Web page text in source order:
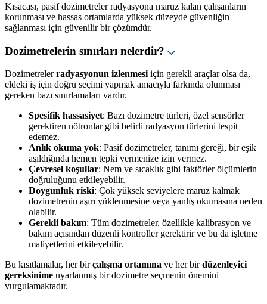
Kısacası, pasif dozimetreler radyasyona maruz kalan çalışanların
korunması ve hassas ortamlarda yüksek düzeyde güvenliğin
sağlanması için güvenilir bir çözümdür.
Dozimetrelerin sınırları nelerdir?
Dozimetrelerradyasyonun izlenmesiiçin gerekli araçlar olsa da,
eldeki iş için doğru seçimi yapmak amacıyla farkında olunması
gereken bazı sınırlamaları vardır.
Spesifik hassasiyet: Bazı dozimetre türleri, özel sensörler
gerektiren nötronlar gibi belirli radyasyon türlerini tespit
edemez.
Anlık okuma yok: Pasif dozimetreler, tanımı gereği, bir eşik
aşıldığında hemen tepki vermenize izin vermez.
Çevresel koşullar: Nem ve sıcaklık gibi faktörler ölçümlerin
doğruluğunu etkileyebilir.
Doygunluk riski: Çok yüksek seviyelere maruz kalmak
dozimetrenin aşırı yüklenmesine veya yanlış okumasına neden
olabilir.
Gerekli bakım: Tüm dozimetreler, özellikle kalibrasyon ve
bakım açısından düzenli kontroller gerektirir ve bu da işletme
maliyetlerini etkileyebilir.
Bu kısıtlamalar, her birçalışma ortamına ve her birdüzenleyici
gereksinime uyarlanmış bir dozimetre seçmenin önemini
vurgulamaktadır.